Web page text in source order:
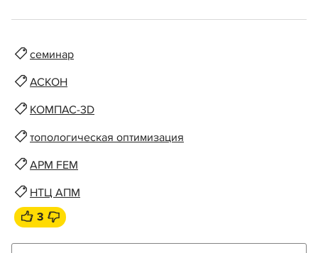
семинар
АСКОН
КОМПАС-3D
топологическая оптимизация
APM FEM
НТЦ АПМ
3